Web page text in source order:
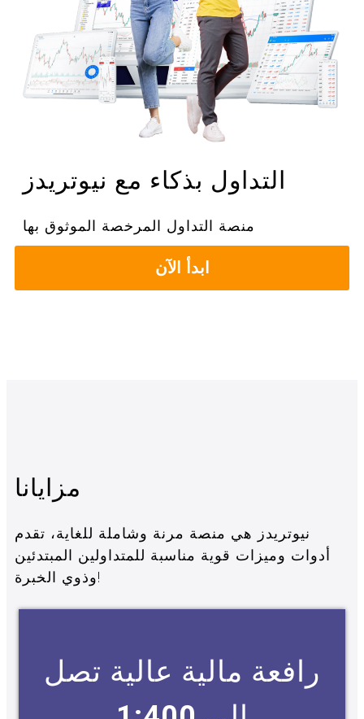
التداول بذكاء مع نيوتريدز
منصة التداول المرخصة الموثوق بها
ابدأ الآن
مزايانا
نيوتريدز هي منصة مرنة وشاملة للغاية، تقدم
أدوات وميزات قوية مناسبة للمتداولين المبتدئين
وذوي الخبرة!
رافعة مالية عالية تصل